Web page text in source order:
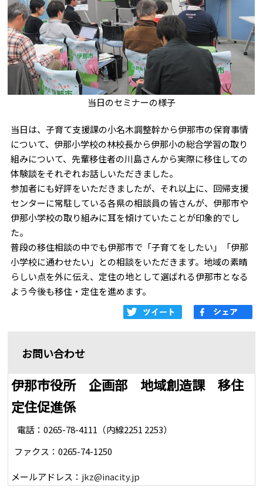
当日のセミナーの様子
当日は、子育て支援課の小名木調整幹から伊那市の保育事情
について、伊那小学校の林校長から伊那小の総合学習の取り
組みについて、先輩移住者の川島さんから実際に移住しての
体験談をそれぞれお話しいただきました。
参加者にも好評をいただきましたが、それ以上に、回帰支援
センターに常駐している各県の相談員の皆さんが、伊那市や
伊那小学校の取り組みに耳を傾けていたことが印象的でし
た。
普段の移住相談の中でも伊那市で「子育てをしたい」「伊那
小学校に通わせたい」との相談をいただきます。地域の素晴
らしい点を外に伝え、定住の地として選ばれる伊那市となる
よう今後も移住・定住を進めます。
お問い合わせ
伊那市役所 企画部 地域創造課 移住
定住促進係
電話：0265-78-4111（内線2251 2253）
ファクス：0265-74-1250
メールアドレス： jkz@inacity.jp